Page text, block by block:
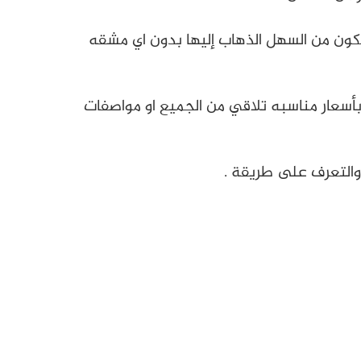
يكون من السهل الذهاب إليها بدون اي مشقه
مناسبه تلاقي من الجميع او مواصفات
والتعرف على طريقة .